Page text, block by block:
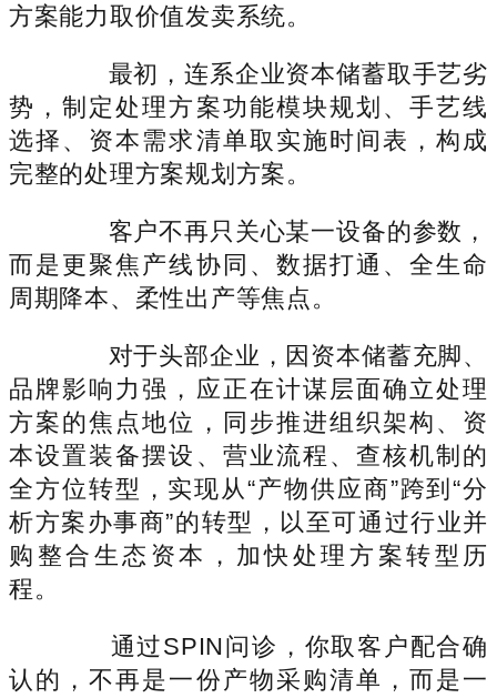
方案能力取价值发卖系统。
最初，连系企业资本储蓄取手艺劣
势，制定处理方案功能模块规划、手艺线
选择、资本需求清单取实施时间表，构成
完整的处理方案规划方案。
客户不再只关心某一设备的参数，
而是更聚焦产线协同、数据打通、全生命
周期降本、柔性出产等焦点。
对于头部企业，因资本储蓄充脚、
品牌影响力强，应正在计谋层面确立处理
方案的焦点地位，同步推进组织架构、资
本设置装备摆设、营业流程、查核机制的
全方位转型，实现从“产物供应商”跨到“分
析方案办事商”的转型，以至可通过行业并
购整合生态资本，加快处理方案转型历
程。
通过SPIN问诊，你取客户配合确
认的，不再是一份产物采购清单，而是一